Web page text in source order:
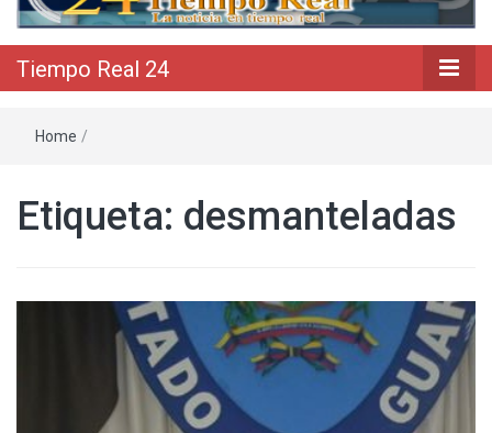
Tiempo Real 24
Home /
Etiqueta: desmanteladas